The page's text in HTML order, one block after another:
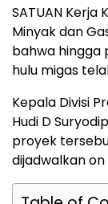
SATUAN Kerja
Minyak dan
bahwa hingga
hulu migas
Kepala Divisi
Hudi D
proyek
dijadwalkan